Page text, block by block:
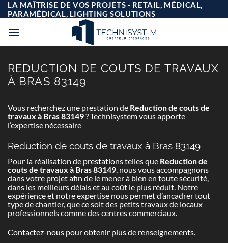
Passer
au
contenu
LA MAÎTRISE DE VOS PROJETS - RETAIL, MÉDICAL,
PARAMÉDICAL, LIGHTING SOLUTIONS
REDUCTION DE COUTS DE TRAVAUX
À BRAS 83149
Vous recherchez une prestation de Reduction de couts de
travaux à Bras 83149? Technisystem vous apporte
l’expertise nécessaire
Reduction de couts de travaux à Bras 83149
Pour la réalisation de prestations telles que Reduction de
couts de travaux à Bras 83149, nous vous accompagnons
dans votre projet afin de le mener à bien en toute sécurité,
dans les meilleurs délais et au coût le plus réduit. Notre
expérience et notre expertise nous permet d’ancadrer tout
type de chantier, que ce soit des petits travaux de locaux
professionnels comme des centres commerciaux.
Contactez-nous pour obtenir plus de renseignements.